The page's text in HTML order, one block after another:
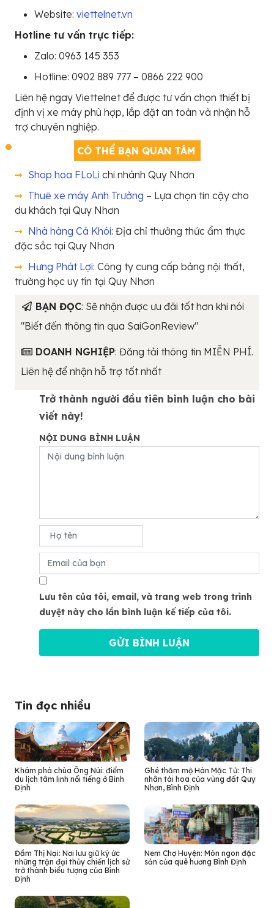
Website: viettelnet.vn
Hotline tư vấn trực tiếp:
Zalo: 0963 145 353
Hotline: 0902 889 777 – 0866 222 900
Liên hệ ngay Viettelnet để được tư vấn chọn thiết bị
định vị xe máy phù hợp, lắp đặt an toàn và nhận hỗ
trợ chuyên nghiệp.
CÓ THỂ BẠN QUAN TÂM
Shop hoa FLoLi chi nhánh Quy Nhơn
Thuê xe máy Anh Trưởng – Lựa chọn tin cậy cho
du khách tại Quy Nhơn
Nhà hàng Cá Khói: Địa chỉ thưởng thức ẩm thực
đặc sắc tại Quy Nhơn
Hưng Phát Lợi: Công ty cung cấp bảng nội thất,
trường học uy tín tại Quy Nhơn
BẠN ĐỌC: Sẽ nhận được ưu đãi tốt hơn khi nói
"Biết đến thông tin qua SaiGonReview"
DOANH NGHIỆP: Đăng tải thông tin MIỄN PHÍ.
Liên hệ để nhận hỗ trợ tốt nhất
Trở thành người đầu tiên bình luận cho bài
viết này!
NỘI DUNG BÌNH LUẬN
Lưu tên của tôi, email, và trang web trong trình
duyệt này cho lần bình luận kế tiếp của tôi.
Tin đọc nhiều
Khám phá chùa Ông Núi: điểm
du lịch tâm linh nổi tiếng ở Bình
Định
Ghé thăm mộ Hàn Mặc Tử: Thi
nhân tài hoa của vùng đất Quy
Nhơn, Bình Định
Đầm Thị Nại: Nơi lưu giữ ký ức
những trận đại thủy chiến lịch sử
trở thành biểu tượng của Bình
Định
Nem Chợ Huyện: Món ngon đặc
sản của quê hương Bình Định